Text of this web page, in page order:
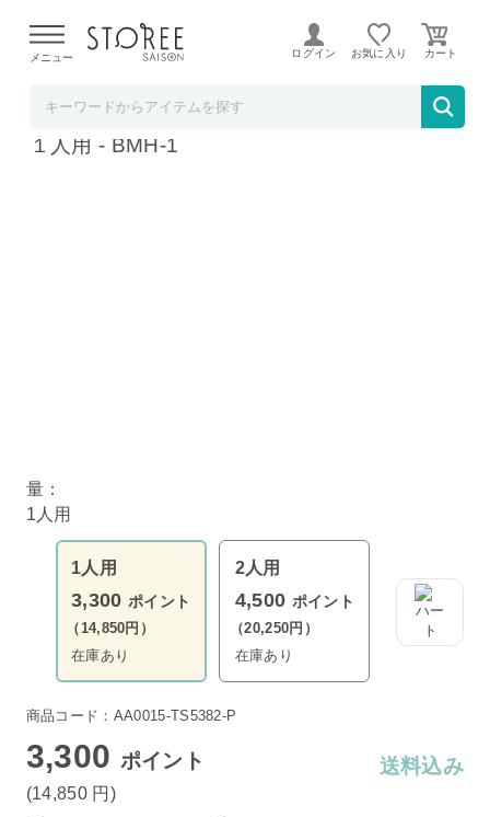
よる配送遅延が発生しております。
メニュー ログイン お気に入り
アイリスオーヤマ ３日間分の緊急防災セット
１人用 - BMH-1
量：
1人用
1人用
3,300 ポイント
（14,850円）
在庫あり
2人用
4,500 ポイント
（20,250円）
在庫あり
商品コード：AA0015-TS5382-P
3,300 ポイント
(14,850 円 )
送料込み